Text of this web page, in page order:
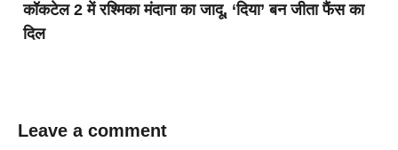
कॉकटेल 2 में रश्मिका मंदाना का जादू, ‘दिया’ बन जीता फैंस का
दिल
Leave a comment